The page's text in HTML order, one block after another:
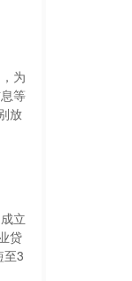
为
等
放
立
贷
至3